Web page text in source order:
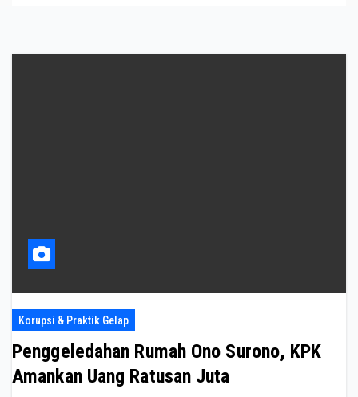
Korupsi & Praktik Gelap
Penggeledahan Rumah Ono Surono, KPK
Amankan Uang Ratusan Juta